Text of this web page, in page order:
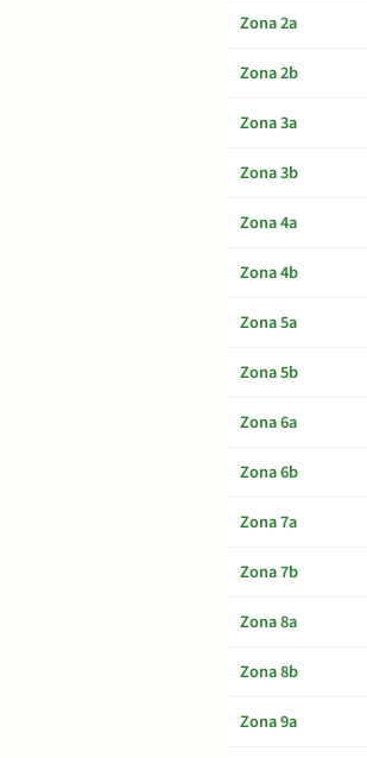
Zona 2a
Zona 2b
Zona 3a
Zona 3b
Zona 4a
Zona 4b
Zona 5a
Zona 5b
Zona 6a
Zona 6b
Zona 7a
Zona 7b
Zona 8a
Zona 8b
Zona 9a